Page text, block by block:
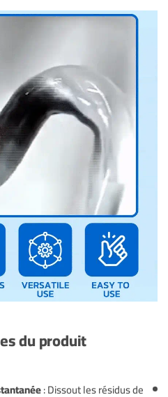
du produit :
: Dissout les résidus de